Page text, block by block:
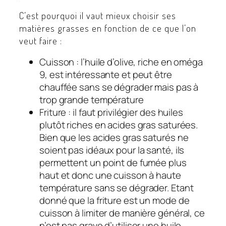
C’est pourquoi il vaut mieux choisir ses
matières grasses en fonction de ce que l’on
veut faire :
Cuisson : l’huile d’olive, riche en oméga
9, est intéressante et peut être
chauffée sans se dégrader mais pas à
trop grande température
Friture : il faut privilégier des huiles
plutôt riches en acides gras saturées.
Bien que les acides gras saturés ne
soient pas idéaux pour la santé, ils
permettent un point de fumée plus
haut et donc une cuisson à haute
température sans se dégrader. Etant
donné que la friture est un mode de
cuisson à limiter de manière général, ce